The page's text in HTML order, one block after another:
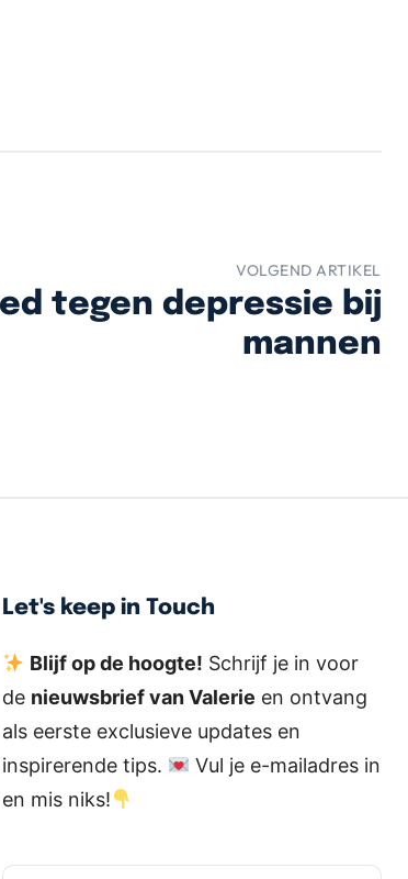
VOLGEND ARTIKEL
tegen depressie bij
mannen
Let's keep in Touch
Blijf op de hoogte! Schrijf je in voor
de nieuwsbrief van Valerie en ontvang
als eerste exclusieve updates en
inspirerende tips.
Vul je e-mailadres in
en mis niks!